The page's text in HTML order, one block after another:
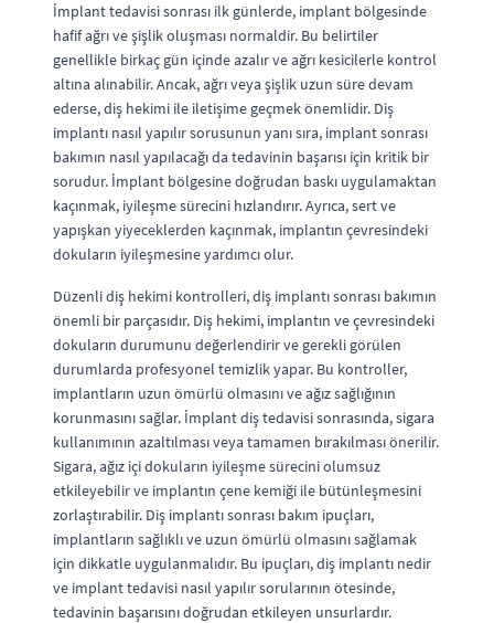
İmplant tedavisi sonrası ilk günlerde, implant bölgesinde
hafif ağrı ve şişlik oluşması normaldir. Bu belirtiler
genellikle birkaç gün içinde azalır ve ağrı kesicilerle kontrol
altına alınabilir. Ancak, ağrı veya şişlik uzun süre devam
ederse, diş hekimi ile iletişime geçmek önemlidir. Diş
implantı nasıl yapılır sorusunun yanı sıra, implant sonrası
bakımın nasıl yapılacağı da tedavinin başarısı için kritik bir
sorudur. İmplant bölgesine doğrudan baskı uygulamaktan
kaçınmak, iyileşme sürecini hızlandırır. Ayrıca, sert ve
yapışkan yiyeceklerden kaçınmak, implantın çevresindeki
dokuların iyileşmesine yardımcı olur.
Düzenli diş hekimi kontrolleri, diş implantı sonrası bakımın
önemli bir parçasıdır. Diş hekimi, implantın ve çevresindeki
dokuların durumunu değerlendirir ve gerekli görülen
durumlarda profesyonel temizlik yapar. Bu kontroller,
implantların uzun ömürlü olmasını ve ağız sağlığının
korunmasını sağlar. İmplant diş tedavisi sonrasında, sigara
kullanımının azaltılması veya tamamen bırakılması önerilir.
Sigara, ağız içi dokuların iyileşme sürecini olumsuz
etkileyebilir ve implantın çene kemiği ile bütünleşmesini
zorlaştırabilir. Diş implantı sonrası bakım ipuçları,
implantların sağlıklı ve uzun ömürlü olmasını sağlamak
için dikkatle uygulanmalıdır. Bu ipuçları, diş implantı nedir
ve implant tedavisi nasıl yapılır sorularının ötesinde,
tedavinin başarısını doğrudan etkileyen unsurlardır.